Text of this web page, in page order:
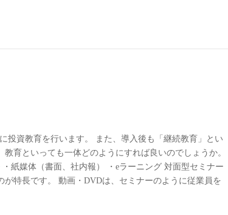
投資教育を行います。 また、導入後も「継続教育」とい
育といっても一体どのようにすれば良いのでしょうか。
紙媒体（書面、社内報） ・eラーニング 対面型セミナー
特長です。 動画・DVDは、セミナーのように従業員を